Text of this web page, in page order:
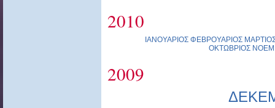
2010
ΙΑΝΟΥΑΡΙΟΣ ΦΕΒΡΟΥΑΡΙΟΣ
ΟΚΤΩΒΡΙΟΣ
2009